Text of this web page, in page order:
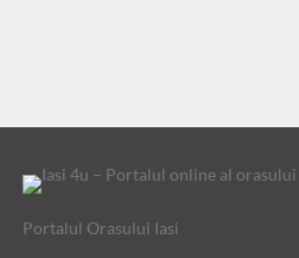
Portalul Orasului Iasi